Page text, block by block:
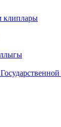
клиплары